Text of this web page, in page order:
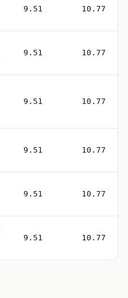
9.51 10.77
9.51 10.77
9.51 10.77
9.51 10.77
9.51 10.77
9.51 10.77